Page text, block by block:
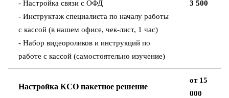
- Настройка связи с ОФД
- Инструктаж специалиста по началу работы
с кассой (в нашем офисе, чек-лист, 1 час)
- Набор видеороликов и инструкций по
работе с кассой (самостоятельно изучение)
3 500
Настройка КСО пакетное решение
от 15
000